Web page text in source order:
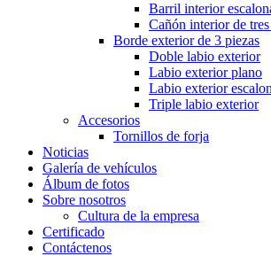
Barril interior
Cañón interior de tres
Borde exterior de 3 piezas
Doble labio exterior
Labio exterior plano
Labio exterior
Triple labio exterior
Accesorios
Tornillos de forja
Noticias
Galería de vehículos
Álbum de fotos
Sobre nosotros
Cultura de la empresa
Certificado
Contáctenos